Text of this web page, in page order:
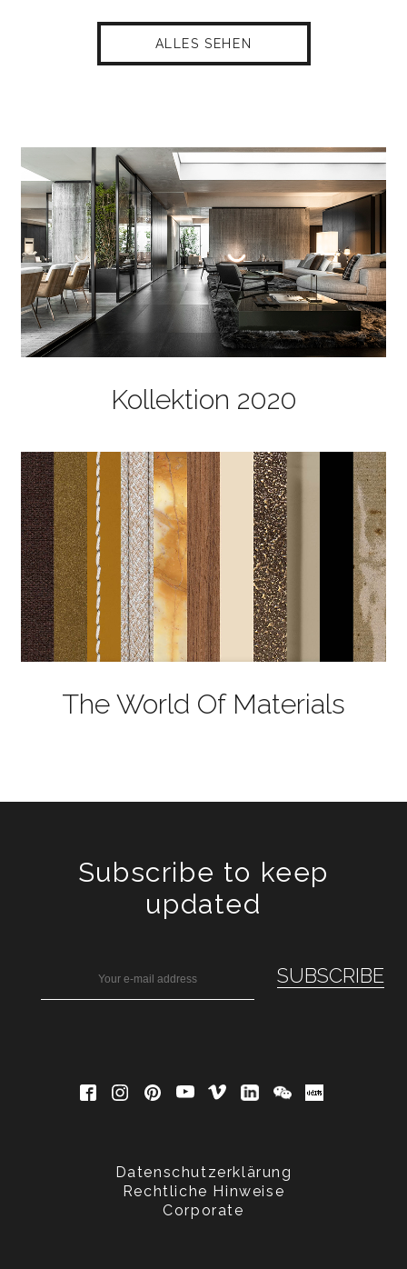
ALLES SEHEN
Kollektion 2020
The World Of Materials
Subscribe to keep
updated
Datenschutzerklärung
Rechtliche Hinweise
Corporate